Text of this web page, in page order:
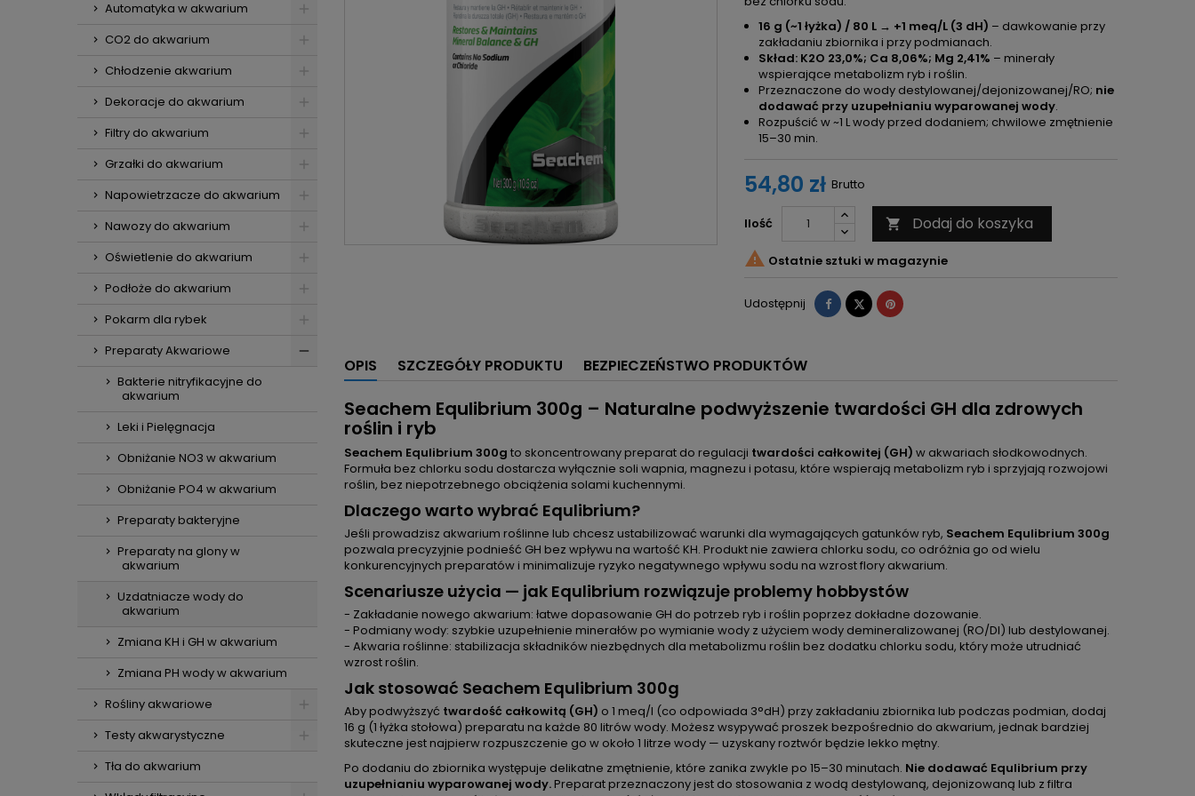
Automatyka w akwarium
CO2 do akwarium
Chłodzenie akwarium
Dekoracje do akwarium
Filtry do akwarium
Grzałki do akwarium
Napowietrzacze do akwarium
Nawozy do akwarium
Oświetlenie do akwarium
Podłoże do akwarium
Pokarm dla rybek
Preparaty Akwariowe
Bakterie nitryfikacyjne do
akwarium
Leki i Pielęgnacja
Obniżanie NO3 w akwarium
Obniżanie PO4 w akwarium
Preparaty bakteryjne
Preparaty na glony w
akwarium
Uzdatniacze wody do
akwarium
Zmiana KH i GH w akwarium
Zmiana PH wody w akwarium
Rośliny akwariowe
Testy akwarystyczne
Tła do akwarium
16 g (~1 łyżka) / 80 L → +1 meq/L (3 dH) – dawkowanie przy
zakładaniu zbiornika i przy podmianach.
Skład: K2O 23,0%; Ca 8,06%; Mg 2,41% – minerały
wspierające metabolizm ryb i roślin.
Przeznaczone do wody destylowanej/dejonizowanej/RO; nie
dodawać przy uzupełnianiu wyparowanej wody.
Rozpuścić w ~1 L wody przed dodaniem; chwilowe zmętnienie
15–30 min.
54,80 zł Brutto
Ilość  Dodaj do koszyka
 Ostatnie sztuki w magazynie
Udostępnij Udostępnij
TweetujPinterest
OPIS SZCZEGÓŁY PRODUKTU BEZPIECZEŃSTWO PRODUKTÓW
Seachem Equlibrium 300g – Naturalne podwyższenie twardości GH dla zdrowych
roślin i ryb
Seachem Equlibrium 300g to skoncentrowany preparat do regulacji twardości całkowitej (GH) w akwariach słodkowodnych.
Formuła bez chlorku sodu dostarcza wyłącznie soli wapnia, magnezu i potasu, które wspierają metabolizm ryb i sprzyjają rozwojowi
roślin, bez niepotrzebnego obciążenia solami kuchennymi.
Dlaczego warto wybrać Equlibrium?
Jeśli prowadzisz akwarium roślinne lub chcesz ustabilizować warunki dla wymagających gatunków ryb, Seachem Equlibrium 300g
pozwala precyzyjnie podnieść GH bez wpływu na wartość KH. Produkt nie zawiera chlorku sodu, co odróżnia go od wielu
konkurencyjnych preparatów i minimalizuje ryzyko negatywnego wpływu sodu na wzrost flory akwarium.
Scenariusze użycia — jak Equlibrium rozwiązuje problemy hobbystów
- Zakładanie nowego akwarium: łatwe dopasowanie GH do potrzeb ryb i roślin poprzez dokładne dozowanie.
- Podmiany wody: szybkie uzupełnienie minerałów po wymianie wody z użyciem wody demineralizowanej (RO/DI) lub destylowanej.
- Akwaria roślinne: stabilizacja składników niezbędnych dla metabolizmu roślin bez dodatku chlorku sodu, który może utrudniać
wzrost roślin.
Jak stosować Seachem Equlibrium 300g
Aby podwyższyć twardość całkowitą (GH) o 1 meq/l (co odpowiada 3°dH) przy zakładaniu zbiornika lub podczas podmian, dodaj
16 g (1 łyżka stołowa) preparatu na każde 80 litrów wody. Możesz wsypywać proszek bezpośrednio do akwarium, jednak bardziej
skuteczne jest najpierw rozpuszczenie go w około 1 litrze wody — uzyskany roztwór będzie lekko mętny.
Po dodaniu do zbiornika występuje delikatne zmętnienie, które zanika zwykle po 15–30 minutach. Nie dodawać Equlibrium przy
uzupełnianiu wyparowanej wody.Preparat przeznaczony jest do stosowania z wodą destylowaną, dejonizowaną lub z filtra